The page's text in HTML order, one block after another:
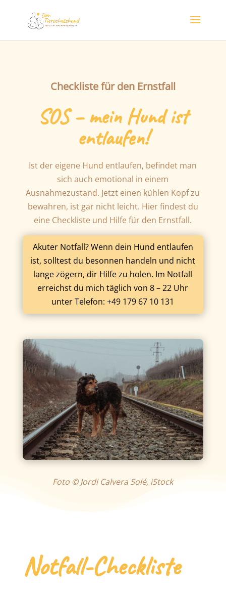
Checkliste für den Ernstfall
SOS – mein Hund ist
entlaufen!
Ist der eigene Hund entlaufen, befindet man
sich auch emotional in einem
Ausnahmezustand. Jetzt einen kühlen Kopf zu
bewahren, ist gar nicht leicht. Hier findest du
eine Checkliste und Hilfe für den Ernstfall.
Akuter Notfall? Wenn dein Hund entlaufen
ist, solltest du besonnen handeln und nicht
lange zögern, dir Hilfe zu holen. Im Notfall
erreichst du mich täglich von 8 – 22 Uhr
unter Telefon: +49 179 67 10 131
Foto © Jordi Calvera Solé, iStock
Notfall-Checkliste